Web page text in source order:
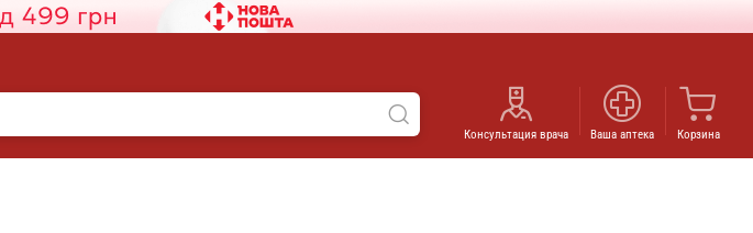
Консультация врача Ваша аптека Корзина